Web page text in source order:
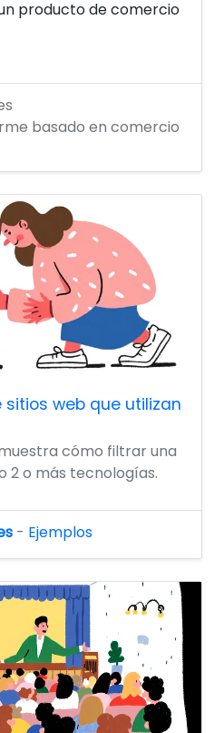
producto de comercio
basado en comercio
web que utilizan
cómo filtrar una
2 o más tecnologías.
- Ejemplos